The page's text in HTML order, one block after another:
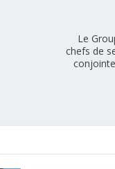
Le
chefs de